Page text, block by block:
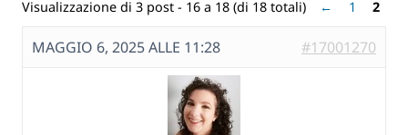
Visualizzazione di 3 post - 16 a 18 (di 18 totali) ← 1 2
MAGGIO 6, 2025 ALLE 11:28 #17001270